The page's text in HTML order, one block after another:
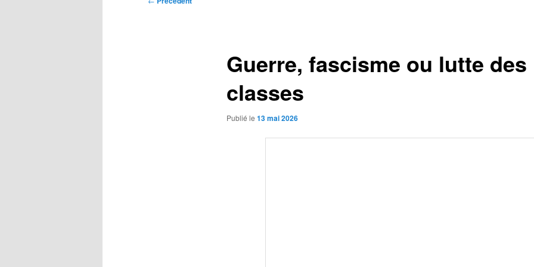
Guerre, fascisme ou lutte des
classes
Publié le 13 mai 2026